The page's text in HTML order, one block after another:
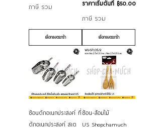
ภาษี รวม
เลือกลงตระกร้า
ราคาเริ่มต้นที่ ฿50.00
ราคาขายลด
ภาษี รวม
เลือกลงตระกร้า
ช้อนตักอเนกประสงค์ ที่
ตักอเนกประสงค์ สเต
ช้อน-ส้อมไม้
US Shopchamuch